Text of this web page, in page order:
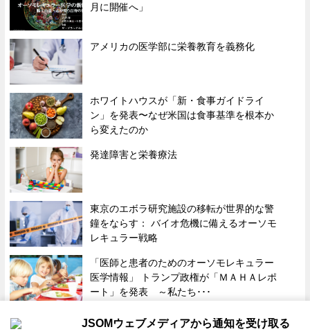
月に開催へ」
アメリカの医学部に栄養教育を義務化
ホワイトハウスが「新・食事ガイドライ
ン」を発表〜なぜ米国は食事基準を根本か
ら変えたのか
発達障害と栄養療法
東京のエボラ研究施設の移転が世界的な警
鐘をならす： バイオ危機に備えるオーソモ
レキュラー戦略
「医師と患者のためのオーソモレキュラー
医学情報」 トランプ政権が「ＭＡＨＡレポ
ート」を発表 ～私たち･･･
JSOMウェブメディアから通知を受け取る